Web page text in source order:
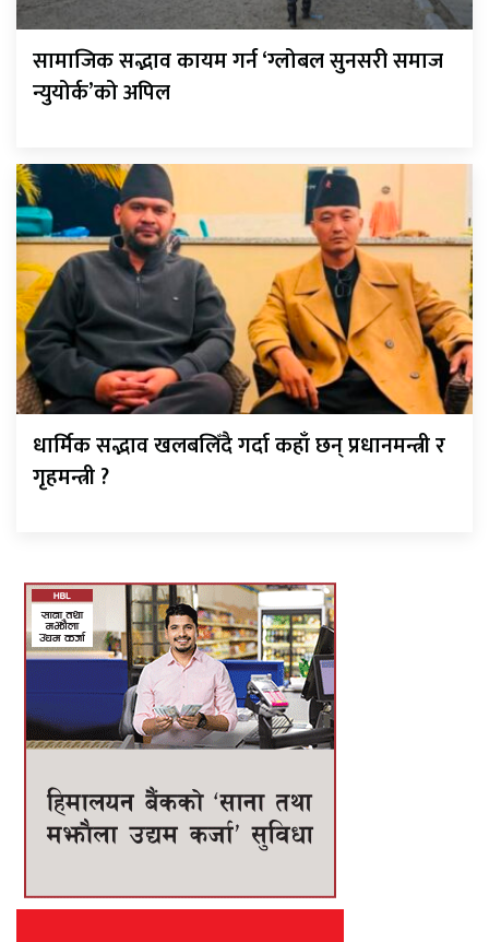
सामाजिक सद्भाव कायम गर्न ‘ग्लोबल सुनसरी समाज
न्युयोर्क’को अपिल
धार्मिक सद्भाव खलबलिँदै गर्दा कहाँ छन् प्रधानमन्त्री र
गृहमन्त्री ?